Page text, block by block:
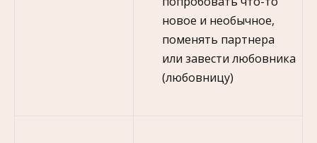
новое и необычное,
поменять партнера
или завести любовника
(любовницу)